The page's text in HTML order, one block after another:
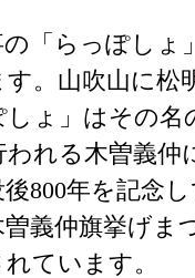
「らっぽしょ
す。山吹山に松
しょ」はその
われる木曽義
800年を記念
曽義仲旗挙げま
ています。